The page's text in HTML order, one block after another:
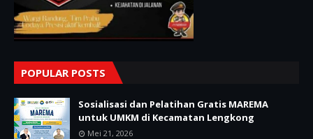
POPULAR POSTS
Sosialisasi dan Pelatihan Gratis MAREMA
untuk UMKM di Kecamatan Lengkong
Mei 21, 2026